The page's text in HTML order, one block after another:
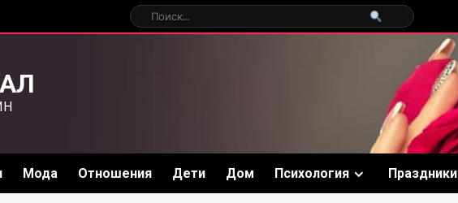
Мода Отношения Дети Дом Психология Праздники